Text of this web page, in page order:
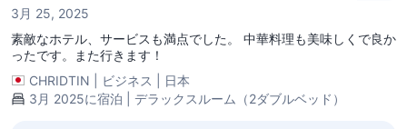
3月 25, 2025
素敵なホテル、サービスも満点でした。 中華料理も美味しくで良か
ったです。また行きます！
CHRIDTIN
ビジネス
日本
3月 2025に宿泊 | デラックスルーム（2ダブルベッド）